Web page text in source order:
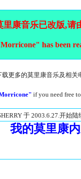
里康音乐已改版,请
has been
更多的莫里康音乐及相关
if you need free
于 2003.6.27.开始
我的莫里康